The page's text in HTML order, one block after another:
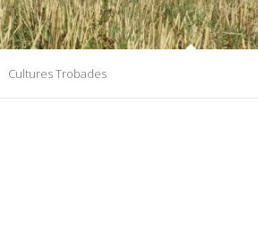
Cultures Trobades